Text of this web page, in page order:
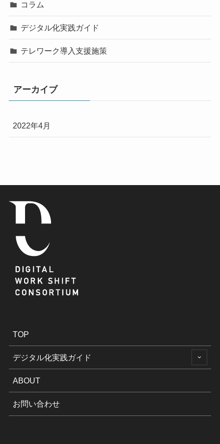
コラム
デジタル化実践ガイド
テレワーク導入支援施策
アーカイブ
2022年4月
TOP
デジタル化実践ガイド
ABOUT
お問い合わせ